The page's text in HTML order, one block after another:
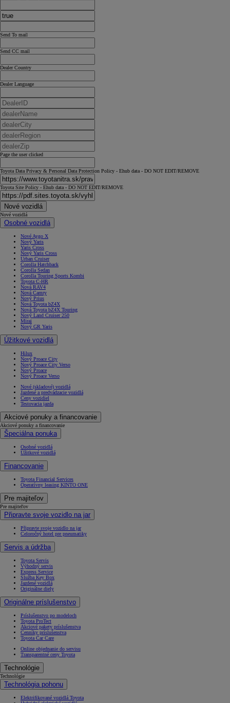
Send To mail
Send CC mail
Dealer Country
Dealer Language
Page the user clicked
Toyota Data Privacy & Personal Data Protection Policy - Ehub data - DO NOT EDIT/REMOVE
Toyota Site Policy - Ehub data - DO NOT EDIT/REMOVE
Nové vozidlá
Nové vozidlá
Osobné vozidlá
Nové Aygo X
Nový Yaris
Yaris Cross
Nový Yaris Cross
Urban Cruiser
Corolla Hatchback
Corolla Sedan
Corolla Touring Sports Kombi
Toyota C-HR
Nová RAV4
Nová Camry
Nový Prius
Nová Toyota bZ4X
Nová Toyota bZ4X Touring
Nový Land Cruiser 250
Mirai
Nový GR Yaris
Úžitkové vozidlá
Hilux
Nový Proace City
Nový Proace City Verso
Nový Proace
Nový Proace Verso
Nové (skladové) vozidlá
Jazdené a predvádzacie vozidlá
Ceny vozidiel
Testovacia jazda
Akciové ponuky a financovanie
Akciové ponuky a financovanie
Špeciálna ponuka
Osobné vozidlá
Úžitkové vozidlá
Financovanie
Toyota Financial Services
Operatívny leasing KINTO ONE
Pre majiteľov
Pre majiteľov
Připravte svoje vozidlo na jar
Připravte svoje vozidlo na jar
Celoročný hotel pre pneumatiky
Servis a údržba
Toyota Servis
Výhodný servis
Express Service
Služba Key Box
Jazdené vozidlá
Originálne diely
Originálne príslušenstvo
Príslušenstvo po modeloch
Toyota ProTect
Akciové pakety príslušenstva
Cenníky príslušenstva
Toyota Car Care
Online objednanie do servisu
Transparentné ceny Toyota
Technológie
Technológie
Technológia pohonu
Elektrifikované vozidlá Toyota